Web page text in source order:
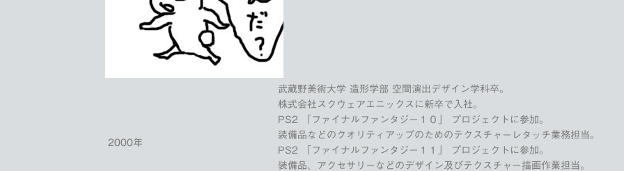
2000年
武蔵野美術大学 造形学部 空間演出デザイン学科卒。
株式会社スクウェアエニックスに新卒で入社。
PS2 「ファイナルファンタジー１０」 プロジェクトに参加。
装備品などのクオリティアップのためのテクスチャーレタッチ業務担当。
PS2 「ファイナルファンタジー１１」 プロジェクトに参加。
装備品、アクセサリーなどのデザイン及びテクスチャー描画作業担当。